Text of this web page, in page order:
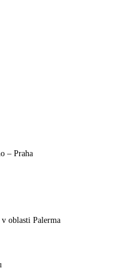
– Praha
oblasti Palerma